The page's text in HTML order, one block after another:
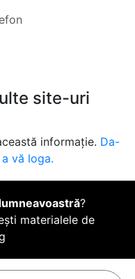
site-uri
informație. Da-
vă loga.
?
materialele de